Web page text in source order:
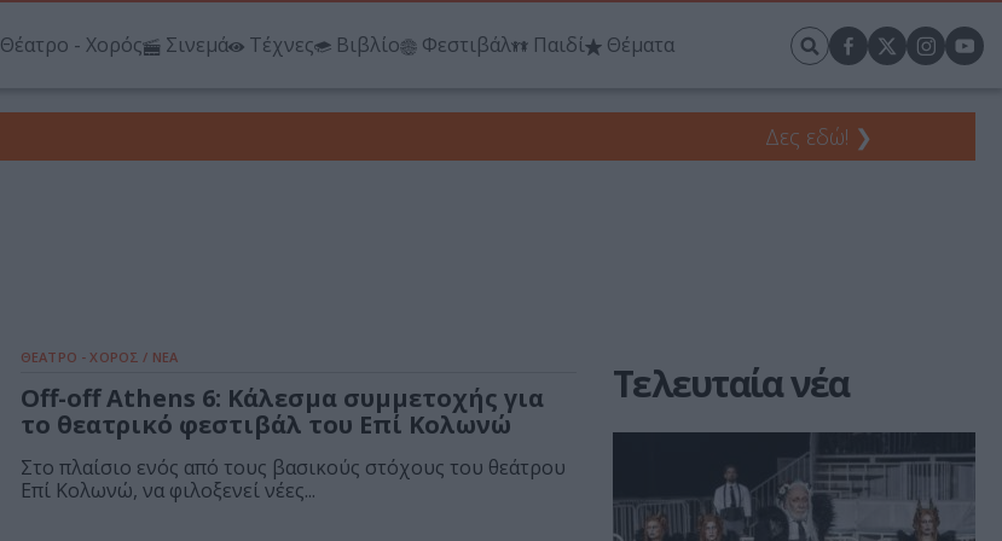
Θέατρο - Χορός Σινεμά Τέχνες Βιβλίο Φεστιβάλ Παιδί Θέματα
Δες εδώ! ❯
ΘΕΑΤΡΟ - ΧΟΡΟΣ / ΝΕΑ
Οff-off Athens 6: Κάλεσμα συμμετοχής για
το θεατρικό φεστιβάλ του Επί Κολωνώ
Στο πλαίσιο ενός από τους βασικούς στόχους του θεάτρου
Επί Κολωνώ, να φιλοξενεί νέες...
Τελευταία νέα